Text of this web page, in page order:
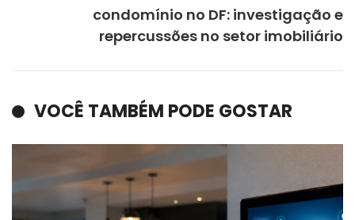
condomínio no DF: investigação e
repercussões no setor imobiliário
VOCÊ TAMBÉM PODE GOSTAR